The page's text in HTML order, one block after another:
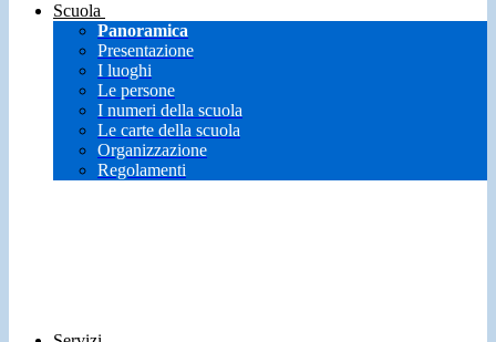
Scuola
Panoramica
Presentazione
I luoghi
Le persone
I numeri della scuola
Le carte della scuola
Organizzazione
Regolamenti